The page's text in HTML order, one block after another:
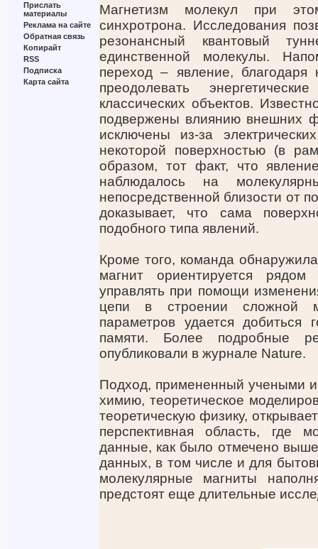
Прислать
материалы
Реклама на сайте
Обратная связь
Копирайт
RSS
Подписка
Карта сайта
Магнетизм молекул при
синхротрона. Исследования
резонансный квантовый
единственной молекулы.
переход – явление, благодаря
преодолевать
классических объектов.
подвержены влиянию внешних
исключены из-за
некоторой поверхностью (в
образом, тот факт, что
наблюдалось на
непосредственной близости от
доказывает, что сама
подобного типа явлений.
Кроме того, команда
магнит ориентируется
управлять при помощи
цепи в строении сложной
параметров удается добиться
памяти. Более подробные
опубликовали в журнале Nature.
Подход, примененный учеными
химию, теоретическое
теоретическую физику,
перспективная область, где
данные, как было отмечено
данных, в том числе и для
молекулярные магниты
предстоят еще длительные